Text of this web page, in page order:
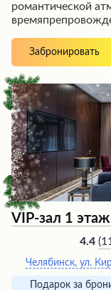
романтической
главными
разнообразные и
оборудованы
отдыха, включая
ортопедических
постояльцев
сауна для
путешествии.
Забронировать
VIP-зал 1
4.4 (
Челябинск, ул.
Подарок за